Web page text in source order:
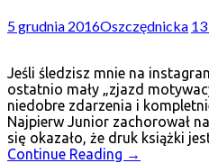
5 grudnia 2016Oszczędnicka
Jeśli śledzisz mnie na
ostatnio mały „zjazd
niedobre zdarzenia i
Najpierw Junior zachorował
się okazało, że druk książki
Continue Reading →